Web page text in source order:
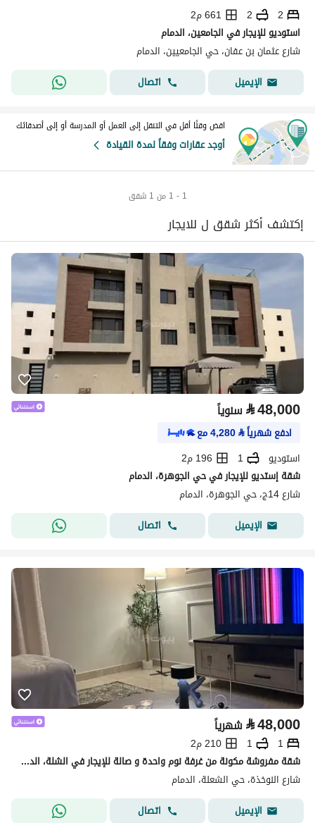
2
2
661 م2
استوديو للإيجار في الجامعين، الدمام
شارع عثمان بن عفان، حي الجامعيين، الدمام
الإيميل
اتصال
اقض وقتًا أقل في التنقل إلى العمل أو المدرسة أو إلى أصدقائك
أوجد عقارات وفقاً لمدة القيادة
1 - 1 من 1 شقق
إكتشف أكثر شقق ل للايجار
⃁48,000 سنوياً
ادفع شهرياً⃁
4,280مع
استوديو
1
196 م2
شقة إستديو للإيجار في حي الجوهرة، الدمام
شارع 14ج، حي الجوهرة، الدمام
الإيميل
اتصال
⃁48,000 شهرياً
1
1
210 م2
شقة مفروشة مكونة من غرفة نوم واحدة و صالة للإيجار في الشلة، الدمام
شارع النوخذة، حي الشعلة، الدمام
الإيميل
اتصال